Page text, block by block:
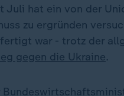
Juli hat ein von der
zu ergründen
war - trotz der
gegen die Ukraine.